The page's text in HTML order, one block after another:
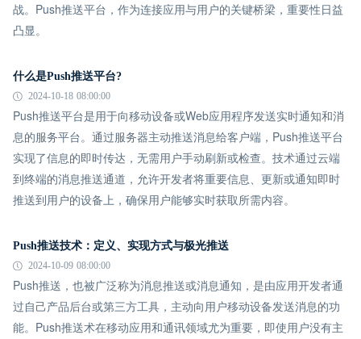
战。Push推送平台，作为连接应用与用户的关键桥梁，重要性日益
凸显。
什么是Push推送平台?
2024-10-18 08:00:00
Push推送平台是用于向移动设备或Web应用程序发送实时通知和消
息的服务平台。通过服务器主动推送消息给客户端，Push推送平台
实现了信息的即时传达，无需用户手动刷新或检查。技术通过云端
到终端的消息推送通道，允许开发者将重要信息、更新或通知即时
推送到用户的设备上，确保用户能够实时获取所需内容。
Push推送技术：定义、实现方式与极光推送
2024-10-09 08:00:00
Push推送，也被广泛称为消息推送或消息通知，是由应用开发者通
过自己产品后台或第三方工具，主动向用户移动设备发送消息的功
能。Push推送术在移动应用和通讯领域尤为重要，即使用户没有主